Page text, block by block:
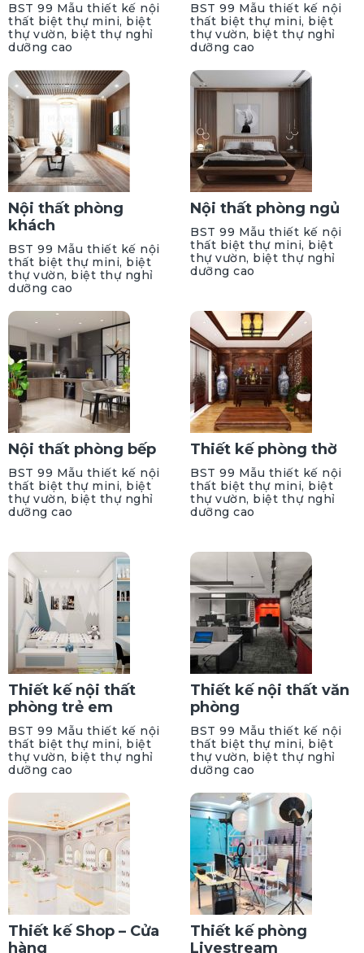
BST 99 Mẫu thiết kế nội
thất biệt thự mini, biệt
thự vườn, biệt thự nghỉ
dưỡng cao
BST 99 Mẫu thiết kế nội
thất biệt thự mini, biệt
thự vườn, biệt thự nghỉ
dưỡng cao
Nội thất phòng
khách
BST 99 Mẫu thiết kế nội
thất biệt thự mini, biệt
thự vườn, biệt thự nghỉ
dưỡng cao
Nội thất phòng ngủ
BST 99 Mẫu thiết kế nội
thất biệt thự mini, biệt
thự vườn, biệt thự nghỉ
dưỡng cao
Nội thất phòng bếp
BST 99 Mẫu thiết kế nội
thất biệt thự mini, biệt
thự vườn, biệt thự nghỉ
dưỡng cao
Thiết kế phòng thờ
BST 99 Mẫu thiết kế nội
thất biệt thự mini, biệt
thự vườn, biệt thự nghỉ
dưỡng cao
Thiết kế nội thất
phòng trẻ em
BST 99 Mẫu thiết kế nội
thất biệt thự mini, biệt
thự vườn, biệt thự nghỉ
dưỡng cao
Thiết kế nội thất văn
phòng
BST 99 Mẫu thiết kế nội
thất biệt thự mini, biệt
thự vườn, biệt thự nghỉ
dưỡng cao
Thiết kế Shop – Cửa
hàng
Thiết kế phòng
Livestream